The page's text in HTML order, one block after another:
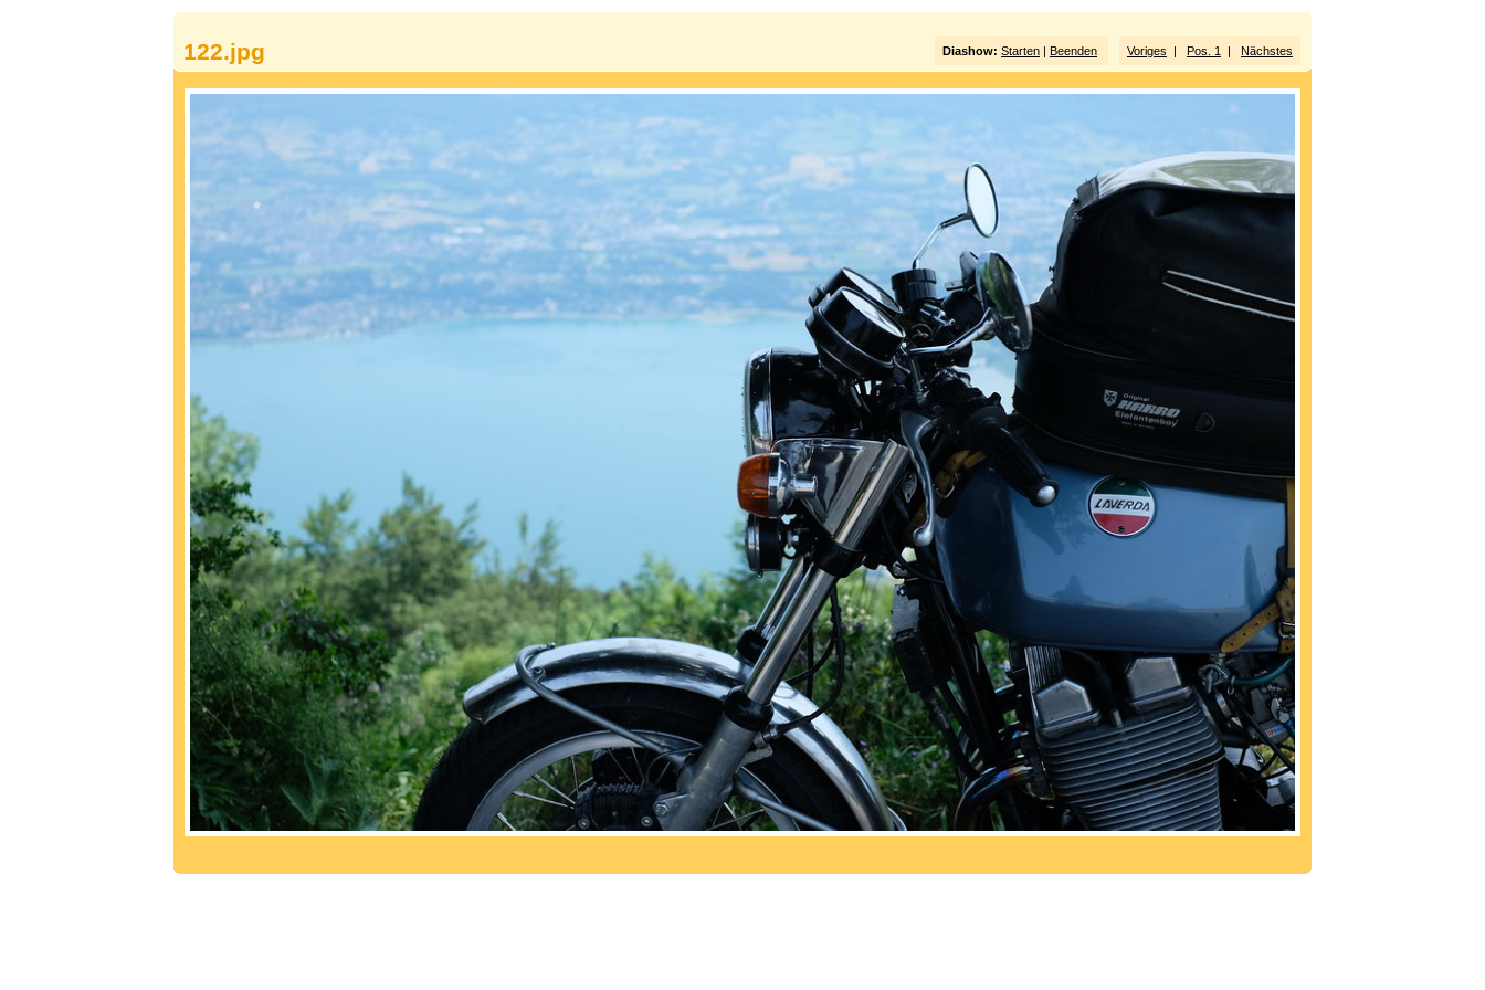
122.jpg Diashow: Starten | Beenden Voriges | Pos. 1 | Nächstes